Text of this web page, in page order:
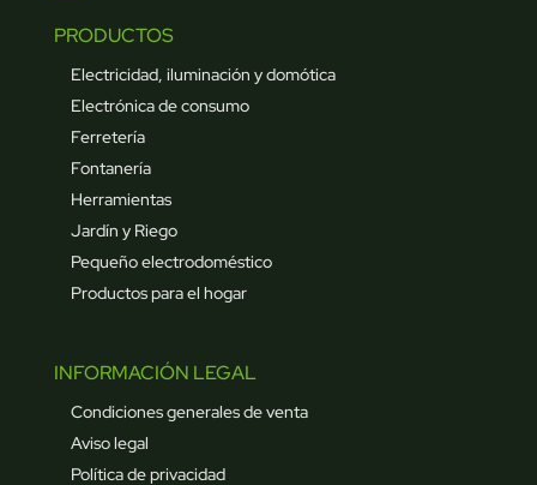
PRODUCTOS
Electricidad, iluminación y domótica
Electrónica de consumo
Ferretería
Fontanería
Herramientas
Jardín y Riego
Pequeño electrodoméstico
Productos para el hogar
INFORMACIÓN LEGAL
Condiciones generales de venta
Aviso legal
Política de privacidad